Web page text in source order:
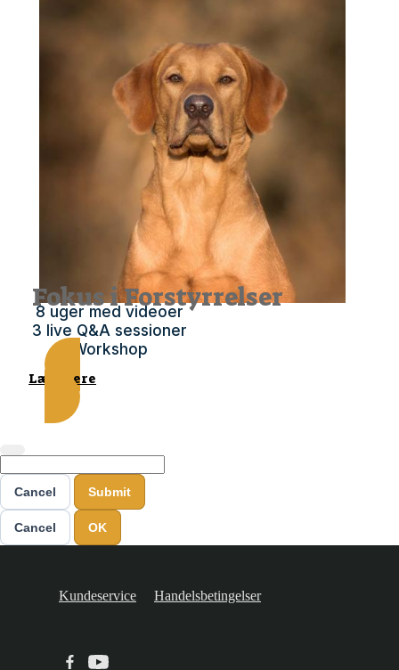
Fokus i Forstyrrelser
8 uger med videoer
3 live Q&A sessioner
Workshop
Læs mere
Cancel Submit
Cancel OK
Kundeservice Handelsbetingelser